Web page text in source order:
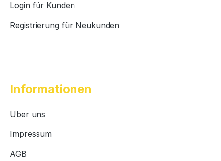
Login für Kunden
Registrierung für Neukunden
Informationen
Über uns
Impressum
AGB